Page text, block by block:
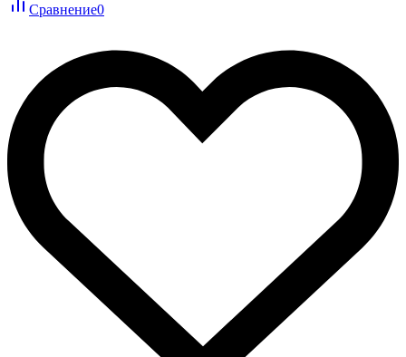
Сравнение0